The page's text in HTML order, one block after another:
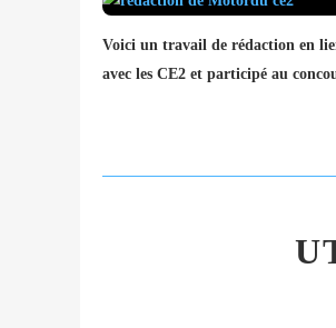
Voici un travail de rédaction en
avec les CE2 et participé au